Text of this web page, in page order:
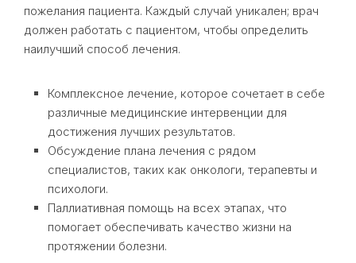
пожелания пациента. Каждый случай уникален; врач
должен работать с пациентом, чтобы определить
наилучший способ лечения.
Комплексное лечение, которое сочетает в себе
различные медицинские интервенции для
достижения лучших результатов.
Обсуждение плана лечения с рядом
специалистов, таких как онкологи, терапевты и
психологи.
Паллиативная помощь на всех этапах, что
помогает обеспечивать качество жизни на
протяжении болезни.